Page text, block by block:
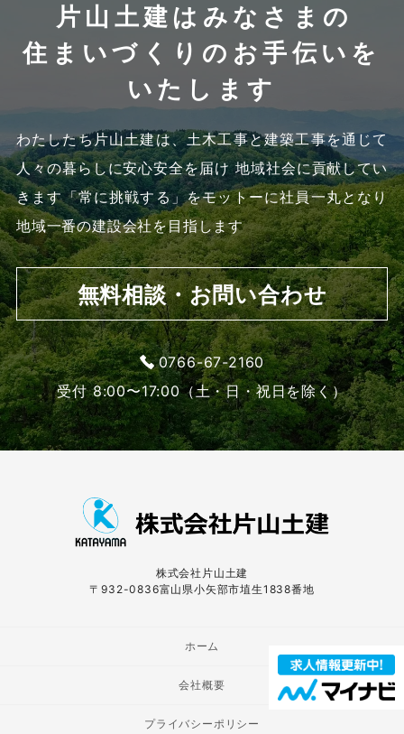
片山土建はみなさまの
住まいづくりのお手伝いを
いたします
わたしたち片山土建は、土木工事と建築工事を通じて
人々の暮らしに安心安全を届け 地域社会に貢献してい
きます「常に挑戦する」をモットーに社員一丸となり
地域一番の建設会社を目指します
無料相談・お問い合わせ
0766-67-2160
受付 8:00〜17:00（土・日・祝日を除く）
株式会社片山土建
〒932-0836富山県小矢部市埴生1838番地
ホーム
会社概要
プライバシーポリシー